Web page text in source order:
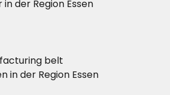
der Region Essen
belt
in der Region Essen